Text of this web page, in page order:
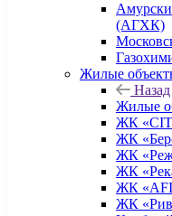
(АГХК)
Жилые
Назад
Жилые
ЖК
ЖК
ЖК
ЖК
ЖК «AFI
ЖК